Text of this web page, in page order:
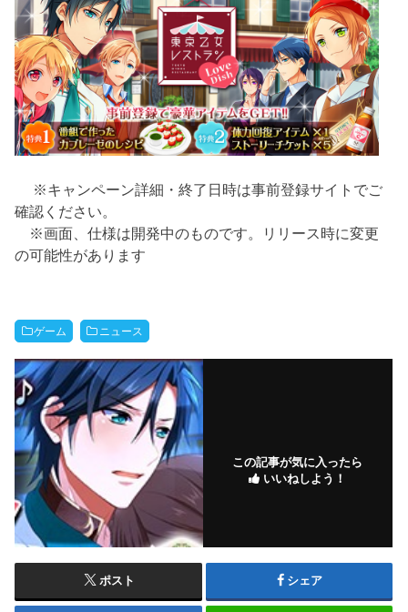
※キャンペーン詳細・終了日時は事前登録サイトでご
確認ください。
※画面、仕様は開発中のものです。リリース時に変更
の可能性があります
ゲーム ニュース
この記事が気に入ったら
いいねしよう！
ポスト シェア